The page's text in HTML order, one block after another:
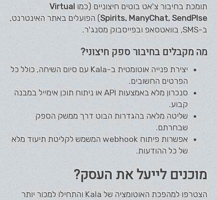
תומכת בחיבור צ'אט בוטים חיצוניים (כמו Virtual
Spirits, ManyChat, SendPlse
) הפועלים באתר האינטרנט,
ב-SMS, בוואטסאפ ובפייסבוק מסנג'ר.
מה מקבלים בחיבור ספק חיצוני?
יצירת פנייה אוטומטית ב-Kala עם סיום השיחה, כולל כל
הפרטים החשובים.
סנכרון מלא באמצעות API או ניתוח תוכן אימייל במבנה
קבוע.
שליטה מלאה בהגדרות הבוט דרך ממשק הספק
שבחרתם.
אפשרות פיתוח webhook המשמש לקליטת תיעוד מלא
של כל ההודעות.
מוכנים לייעל את העסק?
הצטרפו למהפכת האוטומציה של Kala והתחילו למכור יותר